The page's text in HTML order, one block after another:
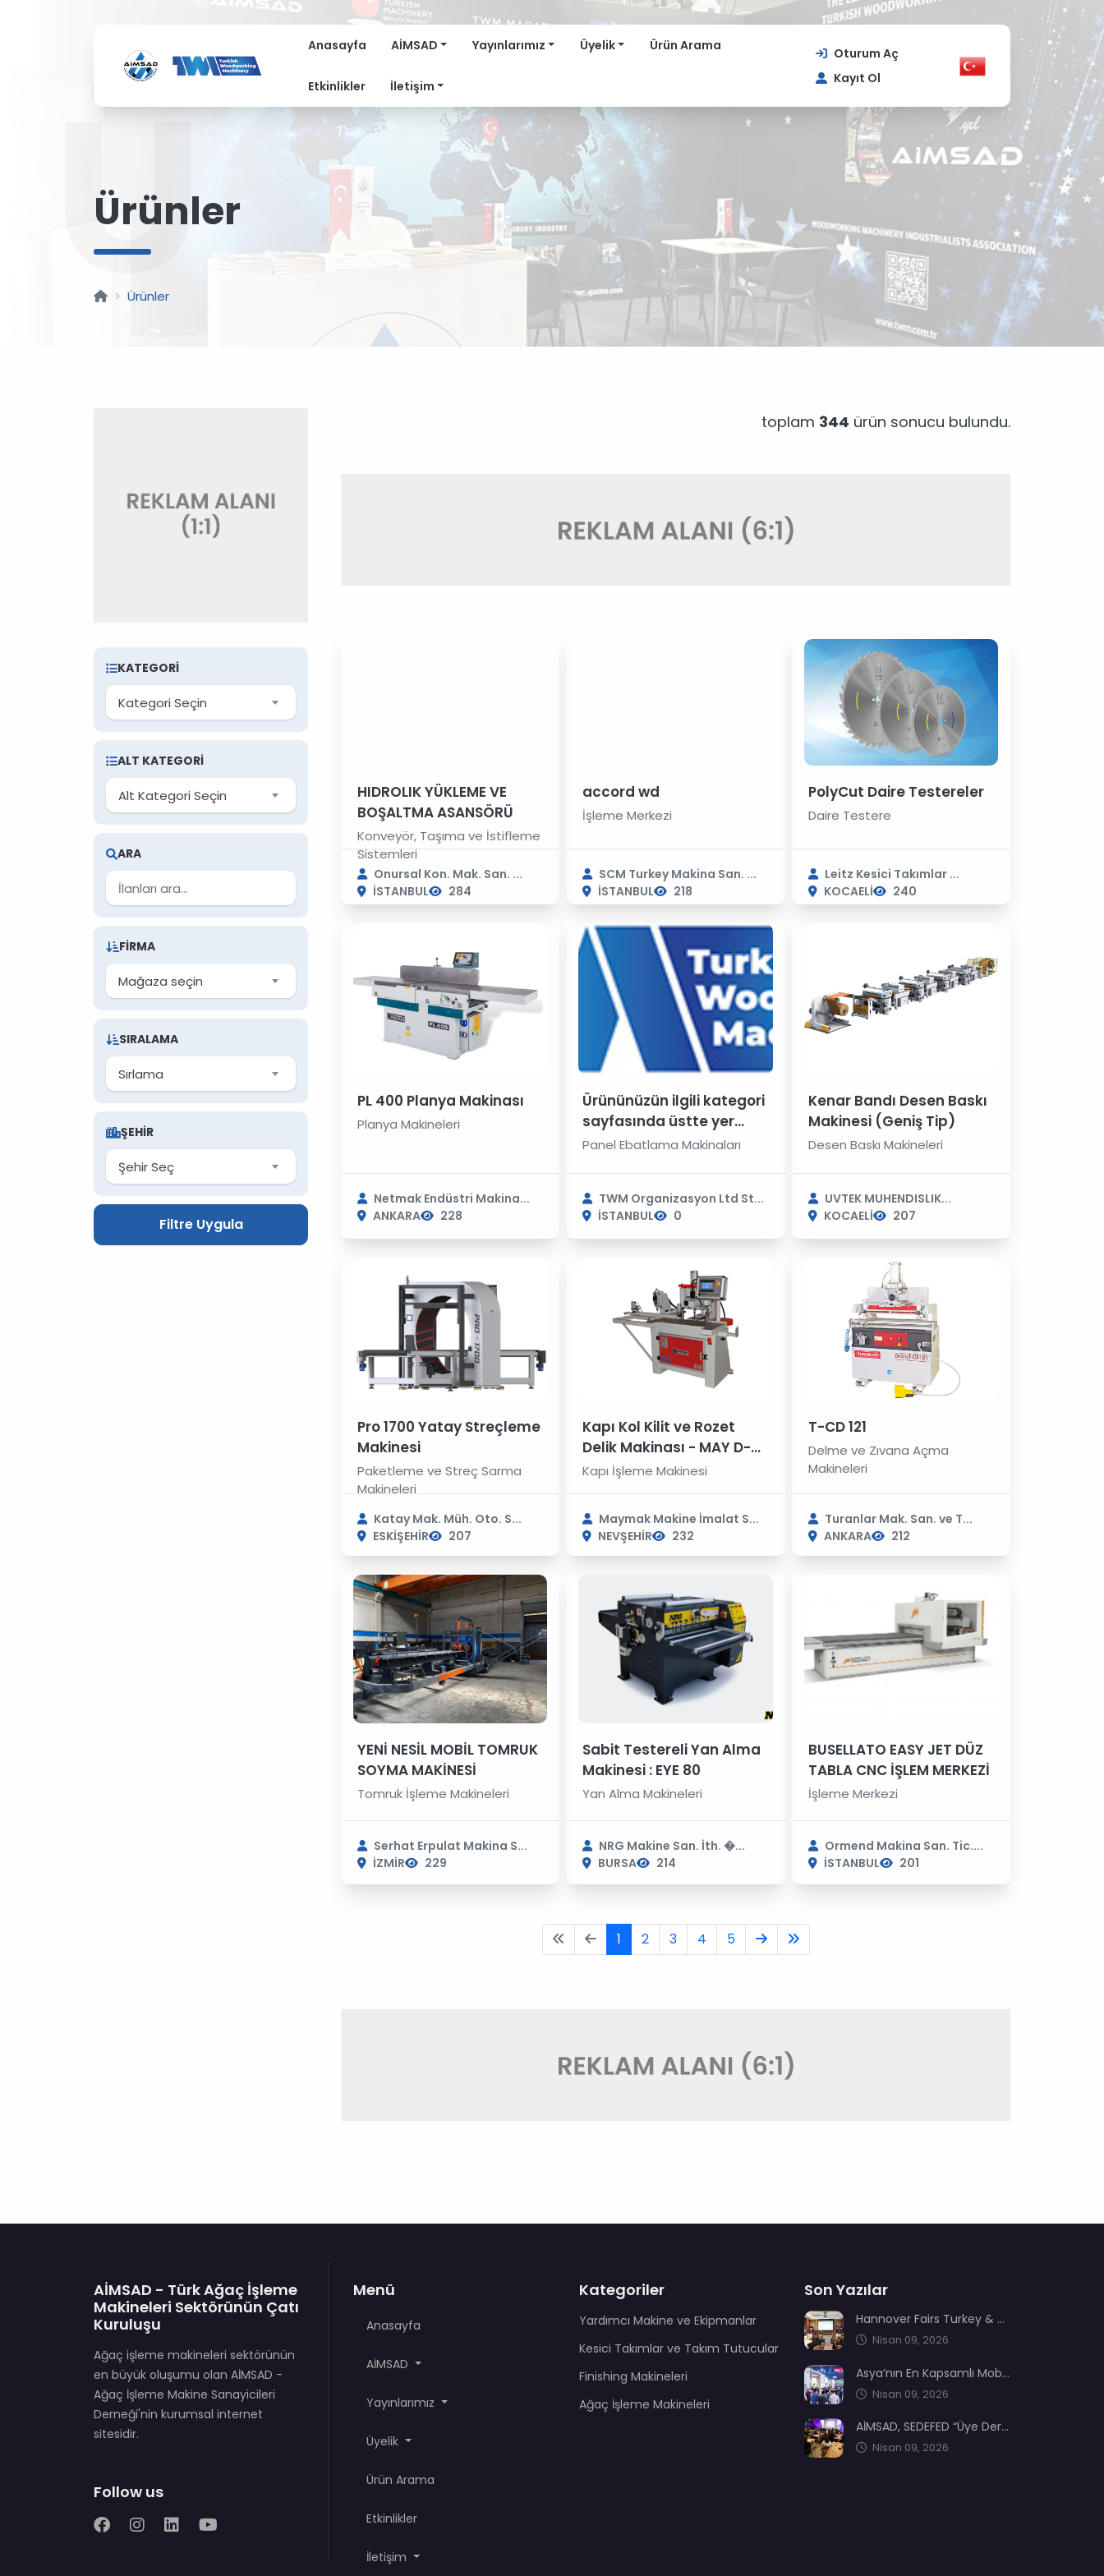
Anasayfa AİMSAD Yayınlarımız Üyelik Ürün Arama
Etkinlikler İletişim
Oturum Aç
Kayıt Ol
Ü
Ürünler
Ürünler
KATEGORI
Kategori Seçin
ALT KATEGORI
Alt Kategori Seçin
ARA
FIRMA
Mağaza seçin
SIRALAMA
Sırlama
ŞEHIR
Şehir Seç
Filtre Uygula
toplam 344 ürün sonucu bulundu.
HIDROLIK YÜKLEME VE
BOŞALTMA ASANSÖRÜ
Konveyör, Taşıma ve İstifleme
Sistemleri
Onursal Kon. Mak. San. ...
İSTANBUL
284
accord wd
İşleme Merkezi
SCM Turkey Makina San. ...
İSTANBUL
218
PolyCut Daire Testereler
Daire Testere
Leitz Kesici Takımlar ...
KOCAELİ
240
PL 400 Planya Makinası
Planya Makineleri
Netmak Endüstri Makina...
ANKARA
228
Ürününüzün ilgili kategori
sayfasında üstte yer
almasını ister misiniz?
Panel Ebatlama Makinaları
TWM Organizasyon Ltd St...
İSTANBUL
0
Kenar Bandı Desen Baskı
Makinesi (Geniş Tip)
Desen Baskı Makineleri
UVTEK MUHENDISLIK...
KOCAELİ
207
Pro 1700 Yatay Streçleme
Makinesi
Paketleme ve Streç Sarma
Makineleri
Katay Mak. Müh. Oto. S...
ESKİŞEHİR
207
Kapı Kol Kilit ve Rozet
Delik Makinası - MAY D-
600 R
Kapı İşleme Makinesi
Maymak Makine İmalat S...
NEVŞEHİR
232
T-CD 121
Delme ve Zıvana Açma
Makineleri
Turanlar Mak. San. ve T...
ANKARA
212
YENİ NESİL MOBİL TOMRUK
SOYMA MAKİNESİ
Tomruk İşleme Makineleri
Serhat Erpulat Makina S...
İZMİR
229
Sabit Testereli Yan Alma
Makinesi : EYE 80
Yan Alma Makineleri
NRG Makine San. İth. �...
BURSA
214
BUSELLATO EASY JET DÜZ
TABLA CNC İŞLEM MERKEZİ
İşleme Merkezi
Ormend Makina San. Tic....
İSTANBUL
201
1 2 3 4 5
AİMSAD - Türk Ağaç İşleme
Makineleri Sektörünün Çatı
Kuruluşu
Ağaç işleme makineleri sektörünün
en büyük oluşumu olan AİMSAD -
Ağaç İşleme Makine Sanayicileri
Derneği'nin kurumsal internet
sitesidir.
Follow us
Menü
Anasayfa
AİMSAD
Yayınlarımız
Üyelik
Ürün Arama
Etkinlikler
İletişim
Kategoriler
Yardımcı Makine ve Ekipmanlar
Kesici Takımlar ve Takım Tutucular
Finishing Makineleri
Ağaç İşleme Makineleri
Son Yazılar
Hannover Fairs Turkey & MENA sektör dernekleriyle bir araya geldi
Nisan 09, 2026
Asya’nın En Kapsamlı Mobilya Üretimi ve Ağaç İşleme Fuarı: CIFM / Interzum Guangzhou
Nisan 09, 2026
AİMSAD, SEDEFED “Üye Dernekler Etki ve Değer Buluşması’nda” yerini aldı
Nisan 09, 2026